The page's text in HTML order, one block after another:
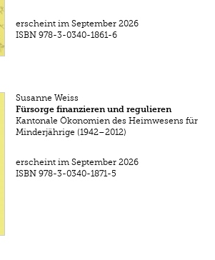
erscheint im September 2026
ISBN 978-3-0340-1861-6
Susanne Weiss
Fürsorge finanzieren und regulieren
Kantonale Ökonomien des Heimwesens für
Minderjährige (1942–2012)
erscheint im September 2026
ISBN 978-3-0340-1871-5